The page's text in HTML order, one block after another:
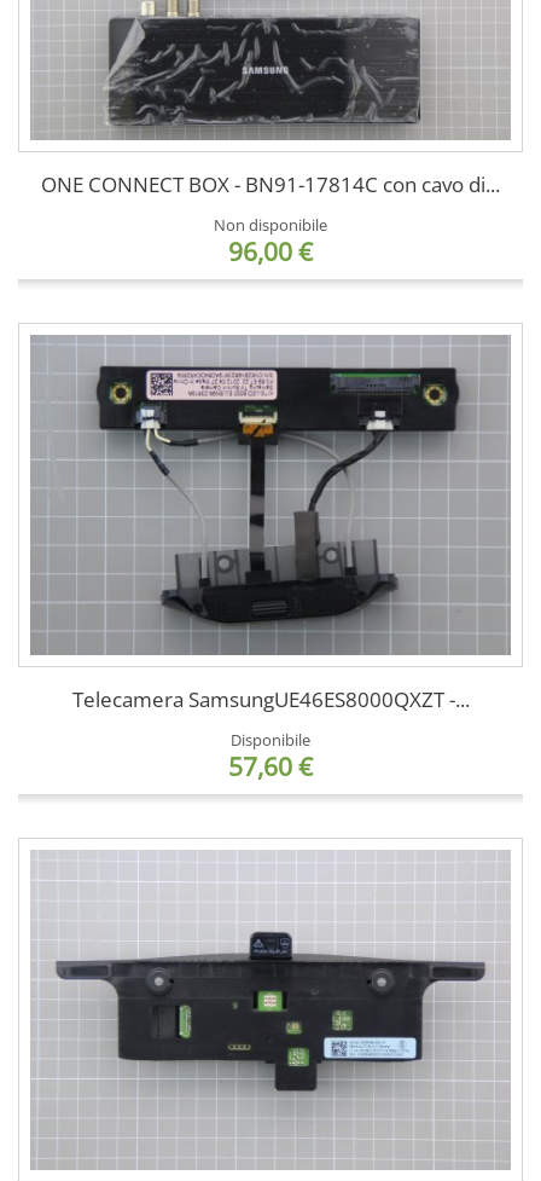
ONE CONNECT BOX - BN91-17814C con cavo di...
Non disponibile
96,00 €
Telecamera SamsungUE46ES8000QXZT -...
Disponibile
57,60 €